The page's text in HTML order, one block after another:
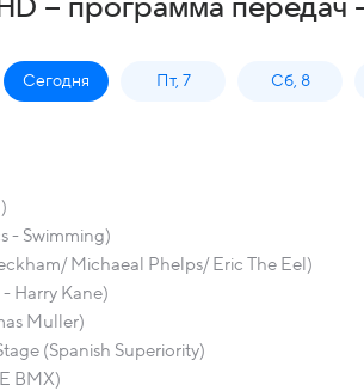
– программа передач
Сегодня Пт, 7 Сб, 8
- Swimming)
Michaeal Phelps/ Eric The Eel)
Harry Kane)
Muller)
(Spanish Superiority)
BMX)